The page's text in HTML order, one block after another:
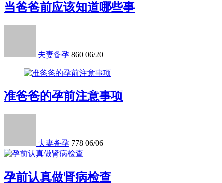
当爸爸前应该知道哪些事
夫妻备孕 860 06/20
准爸爸的孕前注意事项
夫妻备孕 778 06/06
孕前认真做肾病检查